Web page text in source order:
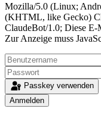
Mozilla/5.0 (Linux;
(KHTML, like Gecko)
ClaudeBot/1.0; Diese E-
Zur Anzeige muss
Passkey verwenden
Anmelden